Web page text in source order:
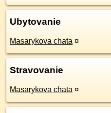
Ubytovanie
Masarykova chata ¤
Stravovanie
Masarykova chata ¤